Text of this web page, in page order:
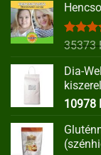
35373
Dia-
10978